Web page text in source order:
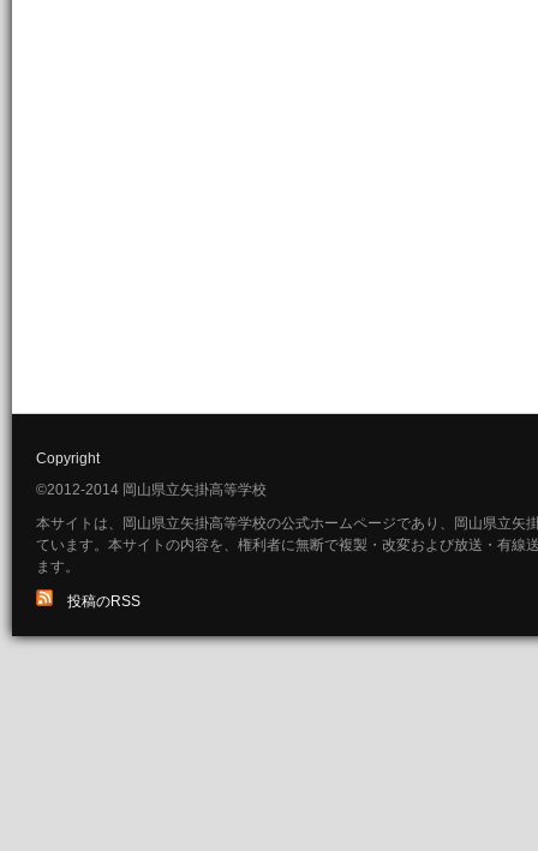
Copyright
©2012-2014 岡山県立矢掛高等学校
本サイトは、岡山県立矢掛高等学校の公式ホームページであり、岡山県立矢
ています。本サイトの内容を、権利者に無断で複製・改変および放送・有線
ます。
投稿のRSS